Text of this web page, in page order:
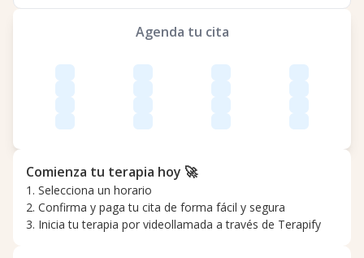
Agenda tu cita
Comienza tu terapia hoy 🚀
1. Selecciona un horario
2. Confirma y paga tu cita de forma fácil y segura
3. Inicia tu terapia por videollamada a través de Terapify